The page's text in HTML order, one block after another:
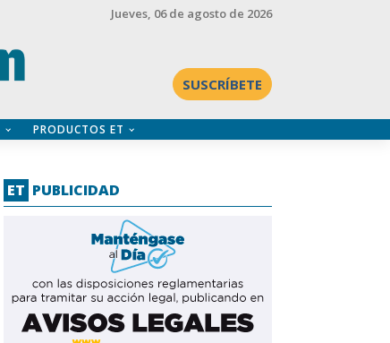
Jueves, 06 de agosto de 2026
SUSCRÍBETE
PRODUCTOS ET
ET PUBLICIDAD